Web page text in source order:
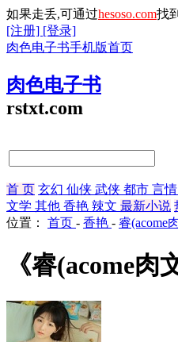
如果走丢,可通过hesoso.com找
[注册] [登录]
肉色电子书手机版首页
肉色电子书
rstxt.com
首 页 玄幻 仙侠 武侠 都市 言情
文学 其他 香艳 辣文 最新小说
位置： 首页 - 香艳 - 睿(acome
《睿(acome肉